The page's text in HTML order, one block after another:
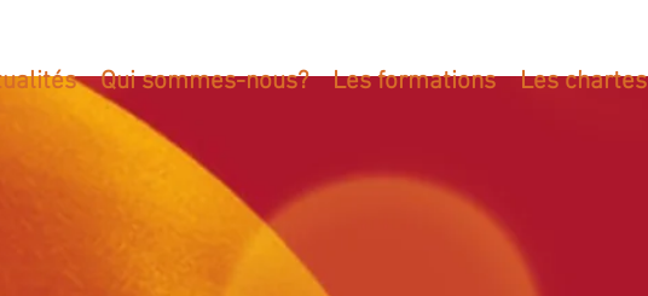
Qui sommes-nous? Les formations Les chartes